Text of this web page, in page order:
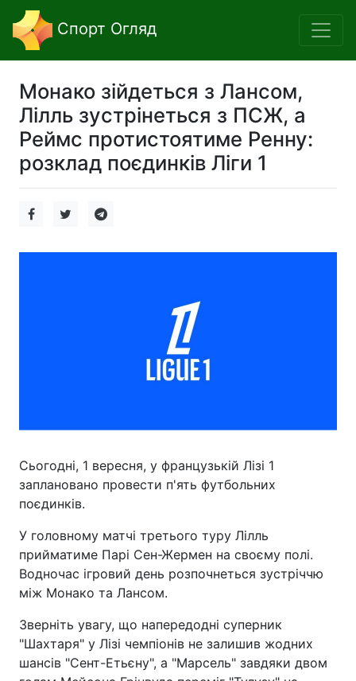
Спорт Огляд
Монако зійдеться з Лансом,
Лілль зустрінеться з ПСЖ, а
Реймс протистоятиме Ренну:
розклад поєдинків Ліги 1
Сьогодні, 1 вересня, у французькій Лізі 1
заплановано провести п'ять футбольних
поєдинків.
У головному матчі третього туру Лілль
прийматиме Парі Сен-Жермен на своєму полі.
Водночас ігровий день розпочнеться зустріччю
між Монако та Лансом.
Зверніть увагу, що напередодні суперник
"Шахтаря" у Лізі чемпіонів не залишив жодних
шансів "Сент-Етьєну", а "Марсель" завдяки двом